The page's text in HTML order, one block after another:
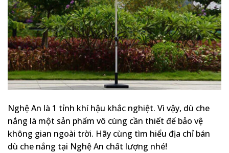
Nghệ An là 1 tỉnh khí hậu khắc nghiệt. Vì vậy, dù che
nắng là một sản phẩm vô cùng cần thiết để bảo vệ
không gian ngoài trời. Hãy cùng tìm hiểu địa chỉ bán
dù che nắng tại Nghệ An chất lượng nhé!